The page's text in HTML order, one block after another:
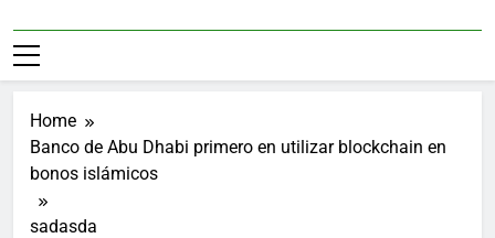
Home
Banco de Abu Dhabi primero en utilizar blockchain en
bonos islámicos
sadasda